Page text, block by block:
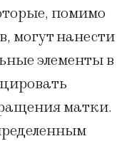
помимо
могут нанести
элементы в
матки.